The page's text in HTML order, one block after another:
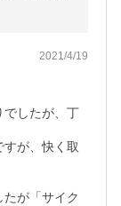
2021/4/19
でしたが、丁
が、快く取
が「サイク